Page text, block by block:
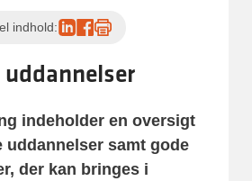
indhold:
indeholder en oversigt
samt gode
der kan bringes i